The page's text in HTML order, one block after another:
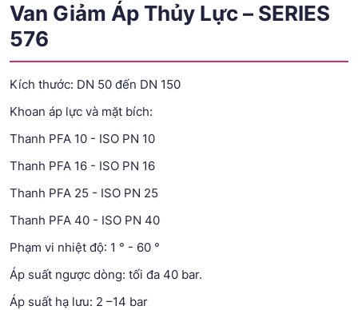
Van Giảm Áp Thủy Lực – SERIES
576
Kích thước: DN 50 đến DN 150
Khoan áp lực và mặt bích:
Thanh PFA 10 - ISO PN 10
Thanh PFA 16 - ISO PN 16
Thanh PFA 25 - ISO PN 25
Thanh PFA 40 - ISO PN 40
Phạm vi nhiệt độ: 1 ° - 60 °
Áp suất ngược dòng: tối đa 40 bar.
Áp suất hạ lưu: 2 –14 bar